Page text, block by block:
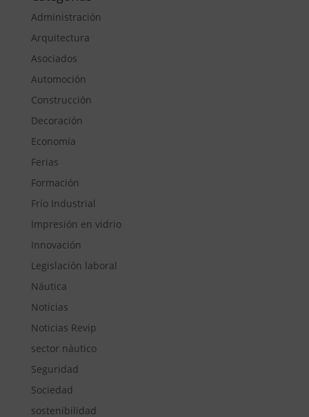
Administración
Arquitectura
Asociados
Automoción
Construcción
Decoración
Economía
Ferias
Formación
Frío Industrial
Impresión en vidrio
Innovación
Legislación laboral
Náutica
Noticias
Noticias Revip
sector náutico
Seguridad
Sociedad
sostenibilidad